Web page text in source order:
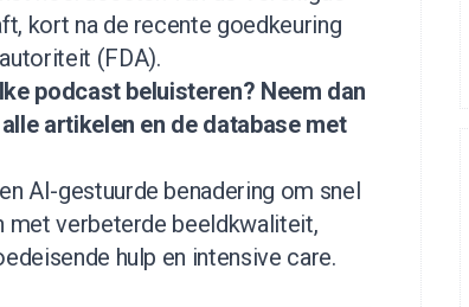
kort na de recente goedkeuring
(FDA).
podcast beluisteren? Neem dan
artikelen en de database met
AI-gestuurde benadering om snel
met verbeterde beeldkwaliteit,
hulp en intensive care.